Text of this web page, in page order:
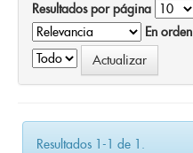
Resultados por página
En orden
Resultados 1-1 de 1.